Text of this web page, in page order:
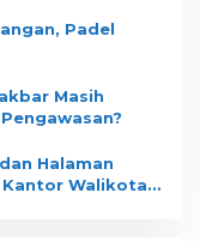
Padel
Masih
Halaman
Kantor Walikota